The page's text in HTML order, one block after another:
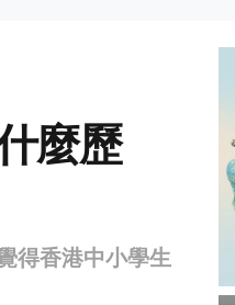
麼歷
得香港中小學生